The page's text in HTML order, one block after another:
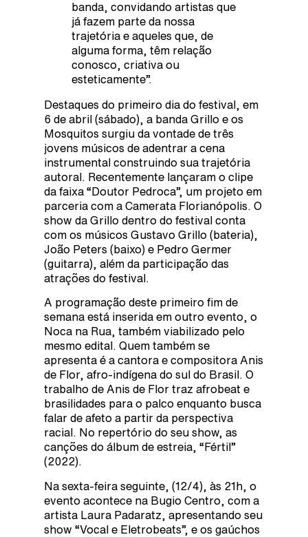
banda, convidando artistas que
já fazem parte da nossa
trajetória e aqueles que, de
alguma forma, têm relação
conosco, criativa ou
esteticamente”.
Destaques do primeiro dia do festival, em
6 de abril (sábado), a banda Grillo e os
Mosquitos surgiu da vontade de três
jovens músicos de adentrar a cena
instrumental construindo sua trajetória
autoral. Recentemente lançaram o clipe
da faixa “Doutor Pedroca”, um projeto em
parceria com a Camerata Florianópolis. O
show da Grillo dentro do festival conta
com os músicos Gustavo Grillo (bateria),
João Peters (baixo) e Pedro Germer
(guitarra), além da participação das
atrações do festival.
A programação deste primeiro fim de
semana está inserida em outro evento, o
Noca na Rua, também viabilizado pelo
mesmo edital. Quem também se
apresenta é a cantora e compositora Anis
de Flor, afro-indígena do sul do Brasil. O
trabalho de Anis de Flor traz afrobeat e
brasilidades para o palco enquanto busca
falar de afeto a partir da perspectiva
racial. No repertório do seu show, as
canções do álbum de estreia, “Fértil”
(2022).
Na sexta-feira seguinte, (12/4), às 21h, o
evento acontece na Bugio Centro, com a
artista Laura Padaratz, apresentando seu
show “Vocal e Eletrobeats”, e os gaúchos